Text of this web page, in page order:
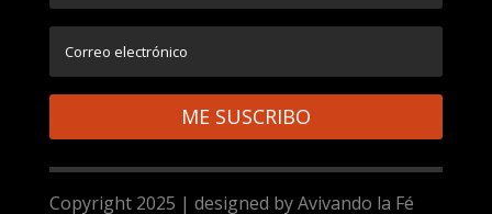
ME SUSCRIBO
Copyright 2025 | designed by Avivando la Fé